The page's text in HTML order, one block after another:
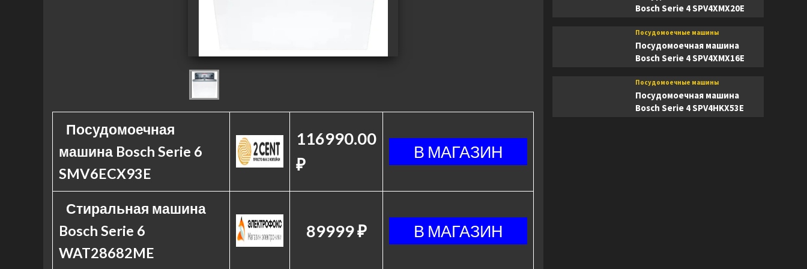
Посудомоечная
машина Bosch Serie 6
SMV6ECX93E
116990.00
₽
Стиральная машина
Bosch Serie 6
WAT28682ME
89999 ₽
Bosch Serie 4 SPV4XMX20E
Посудомоечные машины
Посудомоечная машина
Bosch Serie 4 SPV4XMX16E
Посудомоечные машины
Посудомоечная машина
Bosch Serie 4 SPV4HKX53E